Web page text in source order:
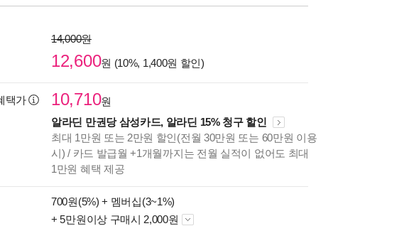
14,000원
12,600원 (10%, 1,400원 할인)
택가 10,710원
알라딘 만권당 삼성카드, 알라딘 15% 청구 할인
최대 1만원 또는 2만원 할인(전월 30만원 또는 60만원 이용
시) / 카드 발급월 +1개월까지는 전월 실적이 없어도 최대
1만원 혜택 제공
700원(5%) + 멤버십(3~1%)
+ 5만원이상 구매시 2,000원